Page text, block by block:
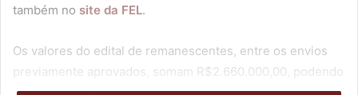
também no site da FEL.
Os valores do edital de remanescentes, entre os envios
previamente aprovados, somam R$2.660.000,00, podendo
sofrer alterações conforme o tanto de convênios a serem